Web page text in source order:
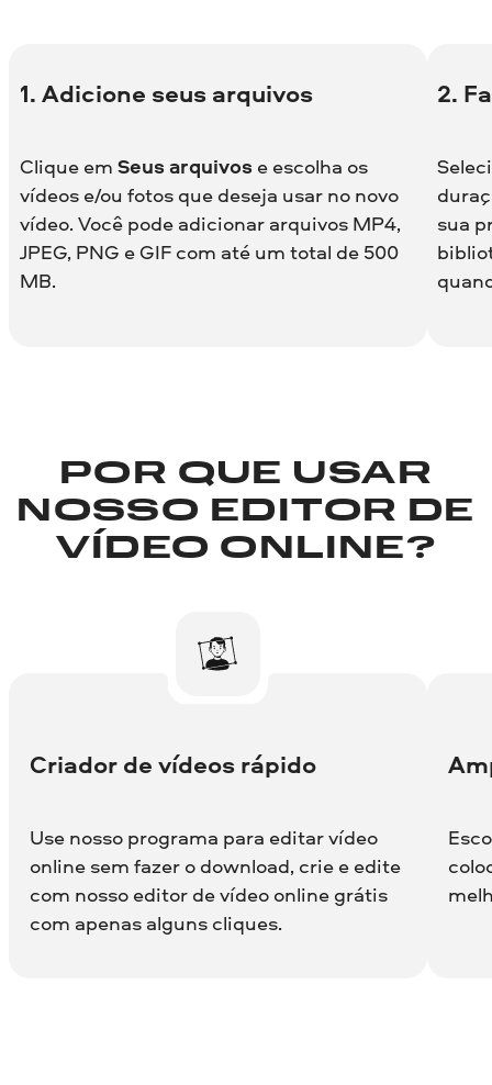
1. Adicione seus arquivos
Clique em Seus arquivos e escolha os
vídeos e/ou fotos que deseja usar no novo
vídeo. Você pode adicionar arquivos MP4,
JPEG, PNG e GIF com até um total de 500
MB.
2.
sua
POR QUE USAR
NOSSO EDITOR DE
VÍDEO ONLINE?
Criador de vídeos rápido
Use nosso programa para editar vídeo
online sem fazer o download, crie e edite
com nosso editor de vídeo online grátis
com apenas alguns cliques.